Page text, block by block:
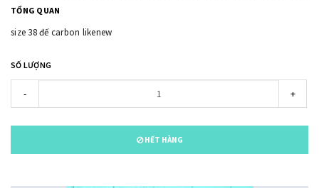
TỔNG QUAN
size 38 đế carbon likenew
SỐ LƯỢNG
- +
HẾT HÀNG